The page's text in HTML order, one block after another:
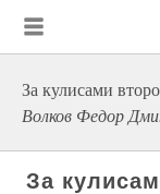
За кулисами
Волков Федор
За